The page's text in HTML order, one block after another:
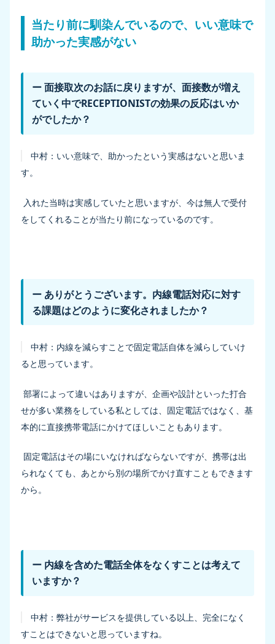
当たり前に馴染んでいるので、いい意味で
助かった実感がない
ー 面接取次のお話に戻りますが、面接数が増え
ていく中でRECEPTIONISTの効果の反応はいか
がでしたか？
中村： いい意味で、助かったという実感はないと思いま
す。
入れた当時は実感していたと思いますが、今は無人で受付
をしてくれることが当たり前になっているのです。
ー ありがとうございます。内線電話対応に対す
る課題はどのように変化されましたか？
中村： 内線を減らすことで固定電話自体を減らしていけ
ると思っています。
部署によって違いはありますが、企画や設計といった打合
せが多い業務をしている私としては、固定電話ではなく、基
本的に直接携帯電話にかけてほしいこともあります。
固定電話はその場にいなければならないですが、携帯は出
られなくても、あとから別の場所でかけ直すこともできます
から。
ー 内線を含めた電話全体をなくすことは考えて
いますか？
中村：弊社がサービスを提供している以上、完全になく
すことはできないと思っていますね。